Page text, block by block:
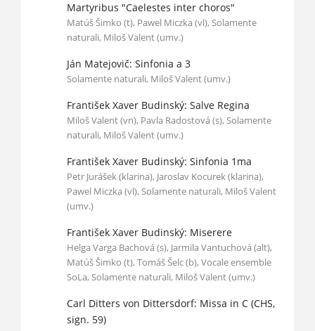
Martyribus "Caelestes inter choros"
Matúš Šimko (t), Pawel Miczka (vl), Solamente
naturali, Miloš Valent (umv.)
Ján Matejovič: Sinfonia a 3
Solamente naturali, Miloš Valent (umv.)
František Xaver Budinský: Salve Regina
Miloš Valent (vn), Pavla Radostová (s), Solamente
naturali, Miloš Valent (umv.)
František Xaver Budinský: Sinfonia 1ma
Petr Jurášek (klarina), Jaroslav Kocurek (klarina),
Pawel Miczka (vl), Solamente naturali, Miloš Valent
(umv.)
František Xaver Budinský: Miserere
Helga Varga Bachová (s), Jarmila Vantuchová (alt),
Matúš Šimko (t), Tomáš Šelc (b), Vocale ensemble
SoLa, Solamente naturali, Miloš Valent (umv.)
Carl Ditters von Dittersdorf: Missa in C (CHS,
sign. 59)